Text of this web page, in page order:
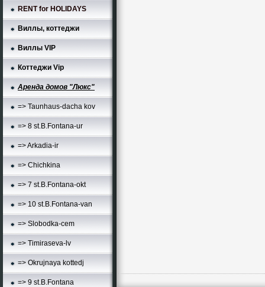
RENT for HOLIDAYS
Виллы, коттеджи
Виллы VIP
Коттеджи Vip
Аренда домов "Люкс"
=> Taunhaus-dacha kov
=> 8 st.B.Fontana-ur
=> Arkadia-ir
=> Chichkina
=> 7 st.B.Fontana-okt
=> 10 st.B.Fontana-van
=> Slobodka-cem
=> Timiraseva-lv
=> Okrujnaya kottedj
=> 9 st.B.Fontana